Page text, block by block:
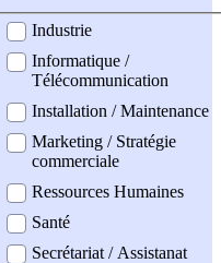
Industrie
Informatique /
Télécommunication
Installation / Maintenance
Marketing / Stratégie
commerciale
Ressources Humaines
Santé
Secrétariat / Assistanat